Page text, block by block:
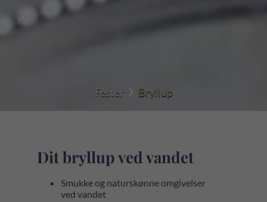
Fester Bryllup
Dit bryllup ved vandet
Smukke og naturskønne omgivelser
ved vandet